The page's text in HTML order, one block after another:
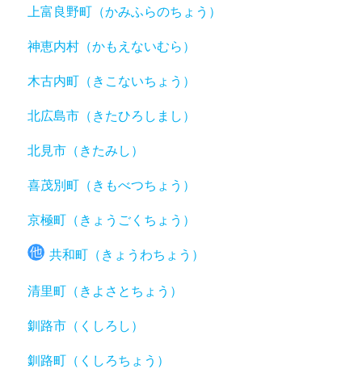
上富良野町（かみふらのちょう）
神恵内村（かもえないむら）
木古内町（きこないちょう）
北広島市（きたひろしまし）
北見市（きたみし）
喜茂別町（きもべつちょう）
京極町（きょうごくちょう）
共和町（きょうわちょう）
清里町（きよさとちょう）
釧路市（くしろし）
釧路町（くしろちょう）